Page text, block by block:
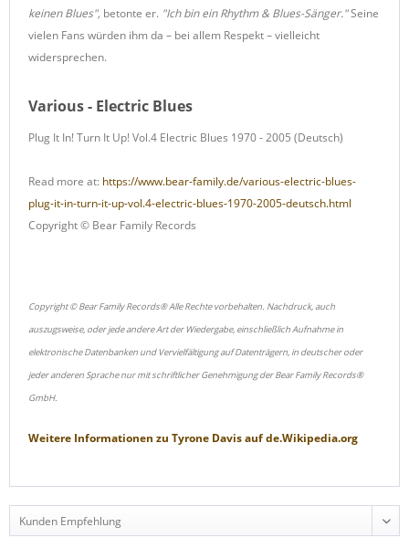
keinen Blues", betonte er. "Ich bin ein Rhythm & Blues-Sänger."Seine
vielen Fans würden ihm da – bei allem Respekt – vielleicht
widersprechen.
Various - Electric Blues
Plug It In! Turn It Up! Vol.4 Electric Blues 1970 - 2005 (Deutsch)
Read more at: https://www.bear-family.de/various-electric-blues-
plug-it-in-turn-it-up-vol.4-electric-blues-1970-2005-deutsch.html
Copyright © Bear Family Records
Copyright © Bear Family Records® Alle Rechte vorbehalten. Nachdruck, auch
auszugsweise, oder jede andere Art der Wiedergabe, einschließlich Aufnahme in
elektronische Datenbanken und Vervielfältigung auf Datenträgern, in deutscher oder
jeder anderen Sprache nur mit schriftlicher Genehmigung der Bear Family Records®
GmbH.
Weitere Informationen zu Tyrone Davisaufde.Wikipedia.org